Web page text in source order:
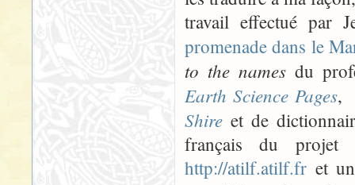
travail effectué par
promenade dans le
to the namesdu
Earth Science Pages,
Shire et de
français du
http://atilf.atilf.fr et